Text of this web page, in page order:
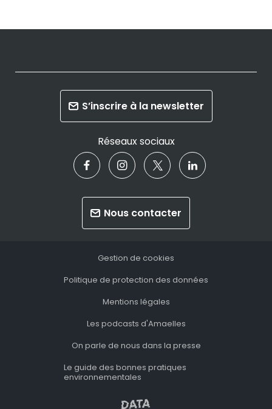
S’inscrire à la newsletter
Réseaux sociaux
Nous contacter
Gestion de cookies
Politique de protection des données
Mentions légales
Les podcasts d'Amaelles
On parle de nous dans la presse
Le guide des bonnes pratiques
environnementales